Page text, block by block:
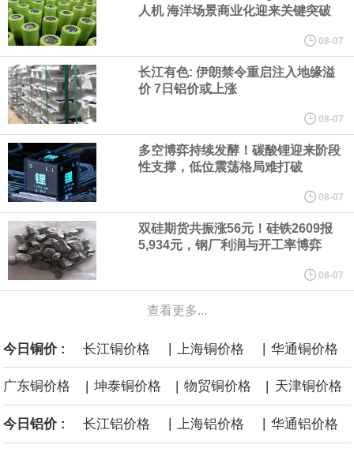
他与赫格塞思就弹药短缺问题发生冲突的报道是“完全没有根据的谣
言”，他对赫格塞思所做的工作“非常满意”。
纽约期银突破64美元/盎司，日内涨3.91%。
据报道，威刚近日在法说会上表示，在需求增加、价格走高及货源
稳定的三大有利因素带动下，预期第3季度营运将优于第2季度，并
进一步扩大全年营运成果。
美国国会预算办公室（CBO）于当地时间5日发布报告称，美国海军
计划建造的15艘核动力“特朗普级”（Trump-class）战列舰，从研发
到采购的总费用可能高达2750亿美元，为美国有史以来最昂贵的水
面战舰项目之一。 根据CBO的初步估算，首舰造价约234亿美元，
后续14艘平均每艘约180亿美元。
人机 海洋场景商业化迎来关键突破
08-07
长江有色: 伊朗禁令重启注入地缘溢
价 7日铝价或上涨
08-07
多空博弈持续发酵！碳酸锂迎来阶段
性支撑，低位震荡格局难打破
08-07
双硅期货共振涨56元！硅铁2609报
5,934元，钢厂利润与开工率博弈
08-07
查看更多...
今日铜价 : 长江铜价格 | 上海铜价格 | 华通铜价格
广东铜价格 | 坤泰铜价格 | 物贸铜价格 | 天津铜价格
今日铝价 : 长江铝价格 上海铝价格 华通铝价格